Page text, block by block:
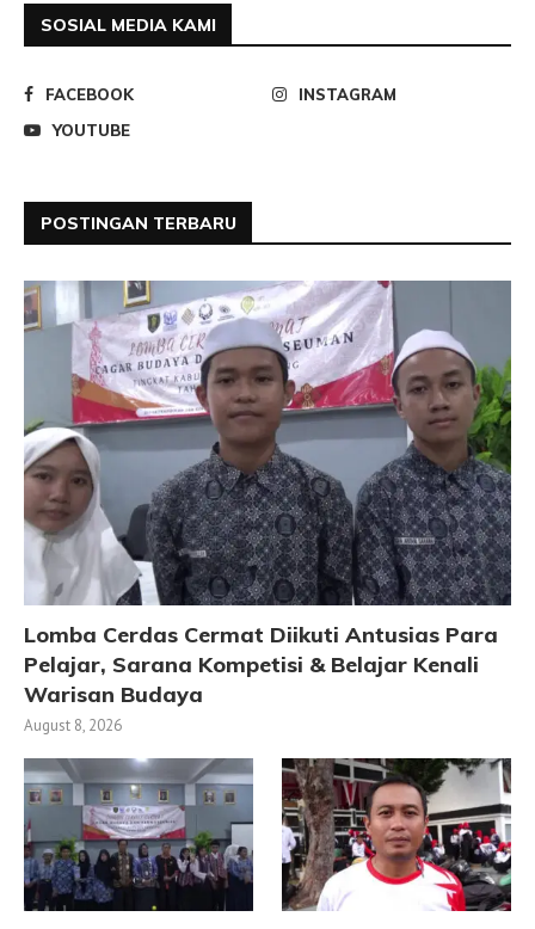
SOSIAL MEDIA KAMI
FACEBOOK
INSTAGRAM
YOUTUBE
POSTINGAN TERBARU
Lomba Cerdas Cermat Diikuti Antusias Para
Pelajar, Sarana Kompetisi & Belajar Kenali
Warisan Budaya
August 8, 2026